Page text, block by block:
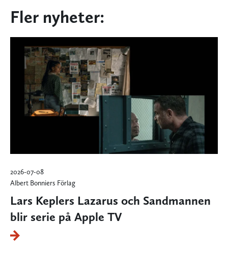
Fler nyheter:
2026-07-08
Albert Bonniers Förlag
Lars Keplers Lazarus och Sandmannen
blir serie på Apple TV